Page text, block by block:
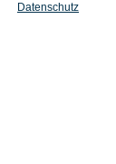
Datenschutz